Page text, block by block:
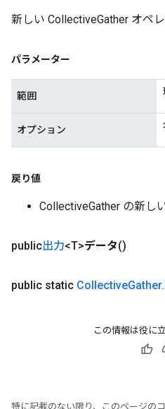
新しい CollectiveGather オペ
パラメーター
範囲
オプション
戻り値
CollectiveGather の新し
public出力<T>データ()
public static CollectiveGather.
この情報は役に
特に記載のない限り、このページの